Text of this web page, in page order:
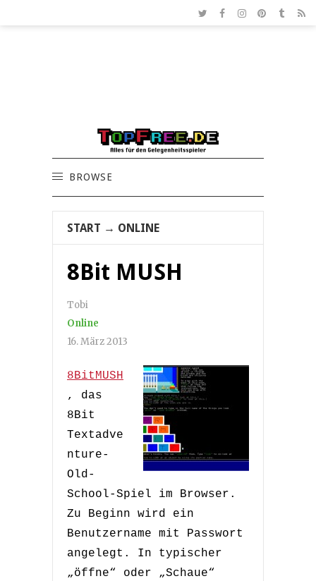
BROWSE
START → ONLINE
8Bit MUSH
Tobi
Online
16. März 2013
8BitMUSH
, das
8Bit
Textadve
nture-
Old-
School-Spiel im Browser.
Zu Beginn wird ein
Benutzername mit Passwort
angelegt. In typischer
„öffne“ oder „Schaue“